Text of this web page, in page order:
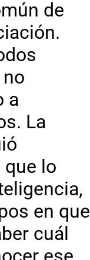
de
a
La
que lo
en que
cuál